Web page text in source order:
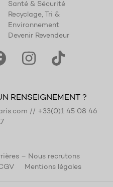
Santé & Sécurité
Recyclage, Tri &
Environnement
Devenir Revendeur
RENSEIGNEMENT ?
// +33(0)1 45 08 46
– Nous recrutons
Mentions légales